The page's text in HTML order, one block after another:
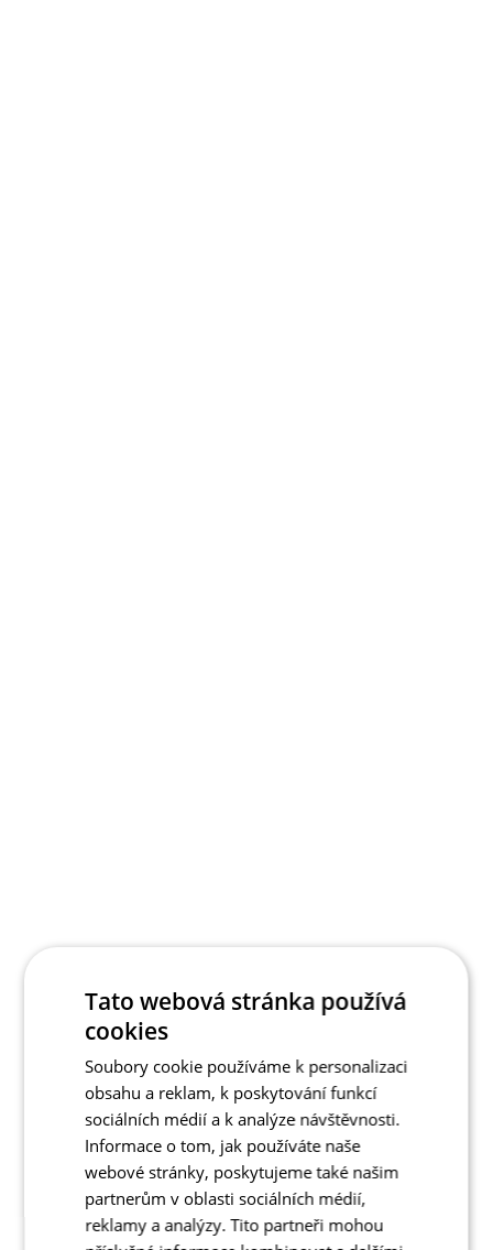
Tato webová stránka používá
cookies
Soubory cookie používáme k personalizaci
obsahu a reklam, k poskytování funkcí
sociálních médií a k analýze návštěvnosti.
Informace o tom, jak používáte naše
webové stránky, poskytujeme také našim
partnerům v oblasti sociálních médií,
reklamy a analýzy. Tito partneři mohou